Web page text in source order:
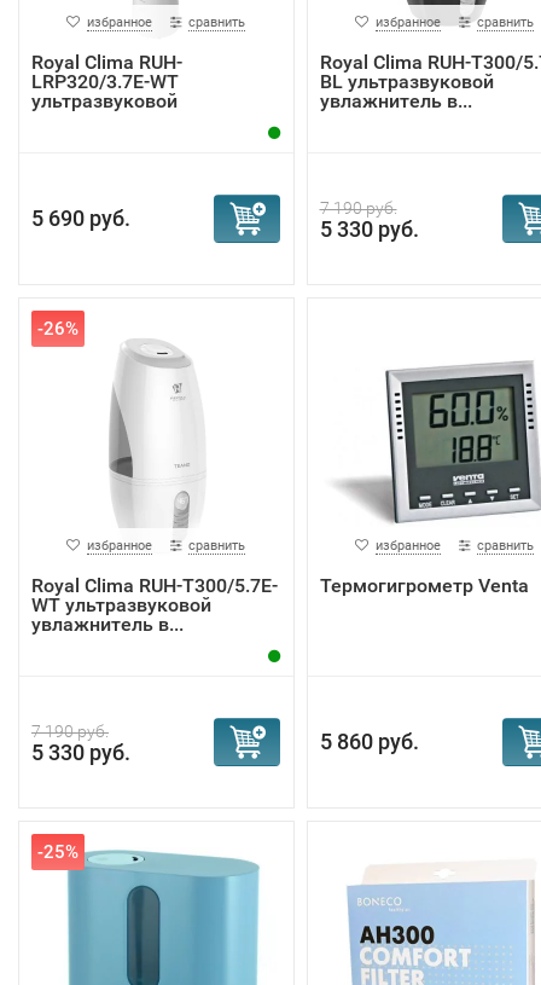
избранное сравнить
Royal Clima RUH-
LRP320/3.7E-WT
ультразвуковой
5 690 руб.
избранное сравнить
Royal Clima RUH-T300/
BL ультразвуковой
увлажнитель в...
7 190 руб.
5 330 руб.
-26%
избранное сравнить
Royal Clima RUH-T300/5.7E-
WT ультразвуковой
увлажнитель в...
7 190 руб.
5 330 руб.
избранное сравнить
Термогигрометр Venta
5 860 руб.
-25%